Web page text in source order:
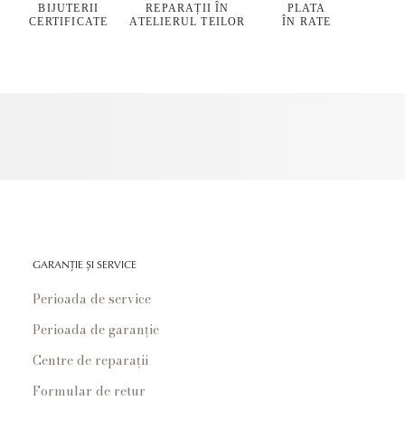
BIJUTERII
CERTIFICATE
REPARAȚII ÎN
ATELIERUL TEILOR
PLATA
ÎN RATE
GARANȚIE ȘI SERVICE
Perioada de service
Perioada de garanție
Centre de reparații
Formular de retur